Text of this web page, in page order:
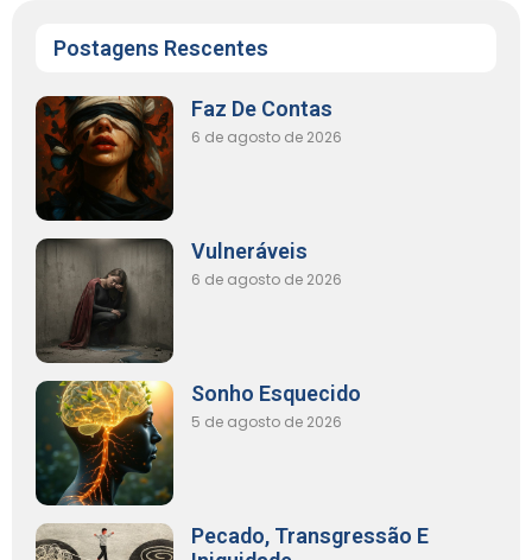
Postagens Rescentes
Faz De Contas
6 de agosto de 2026
Vulneráveis
6 de agosto de 2026
Sonho Esquecido
5 de agosto de 2026
Pecado, Transgressão E